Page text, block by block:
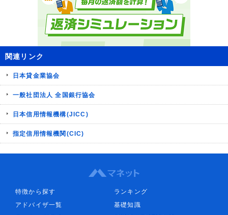
関連リンク
日本貸金業協会
一般社団法人 全国銀行協会
日本信用情報機構(JICC)
指定信用情報機関(CIC)
特徴から探す
ランキング
アドバイザ一覧
基礎知識